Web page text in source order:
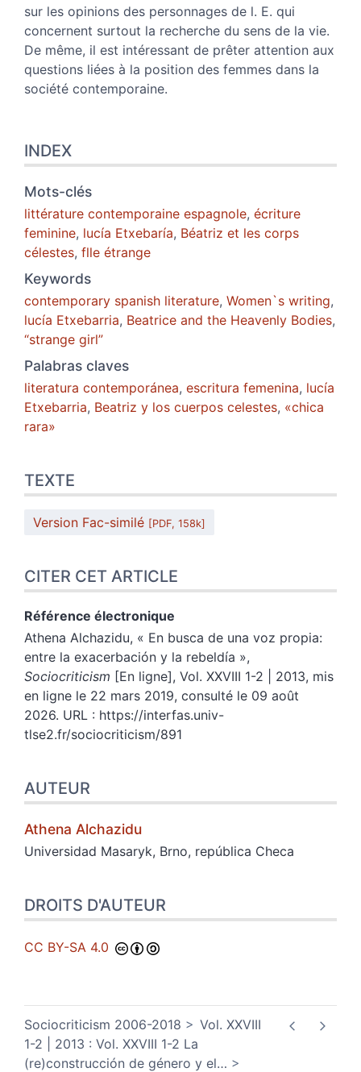
sur les opinions des personnages de l. E. qui
concernent surtout la recherche du sens de la vie.
De même, il est intéressant de prêter attention aux
questions liées à la position des femmes dans la
société contemporaine.
INDEX
Mots-clés
littérature contemporaine espagnole, écriture
feminine, lucía Etxebaría, Béatriz et les corps
célestes, flle étrange
Keywords
contemporary spanish literature, Women`s writing,
lucía Etxebarria, Beatrice and the Heavenly Bodies,
“strange girl”
Palabras claves
literatura contemporánea, escritura femenina, lucía
Etxebarria, Beatriz y los cuerpos celestes, «chica
rara»
TEXTE
Version Fac-similé [PDF, 158k]
CITER CET ARTICLE
Référence électronique
Athena Alchazidu, « En busca de una voz propia:
entre la exacerbación y la rebeldía »,
Sociocriticism [En ligne], Vol. XXVIII 1-2 | 2013, mis
en ligne le 22 mars 2019, consulté le 09 août
2026. URL : https://interfas.univ-
tlse2.fr/sociocriticism/891
AUTEUR
Athena Alchazidu
Universidad Masaryk, Brno, república Checa
DROITS D'AUTEUR
CC BY-SA 4.0
Sociocriticism 2006-2018
Vol. XXVIII
1-2 | 2013 : Vol. XXVIII 1-2 La
(re)construcción de género y el…